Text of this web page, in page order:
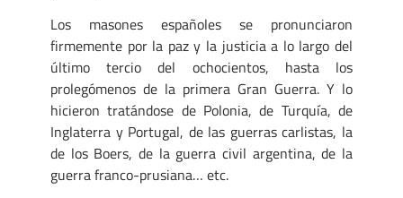
Los masones españoles se pronunciaron
firmemente por la paz y la justicia a lo largo del
último tercio del ochocientos, hasta los
prolegómenos de la primera Gran Guerra. Y lo
hicieron tratándose de Polonia, de Turquía, de
Inglaterra y Portugal, de las guerras carlistas, la
de los Boers, de la guerra civil argentina, de la
guerra franco-prusiana… etc.